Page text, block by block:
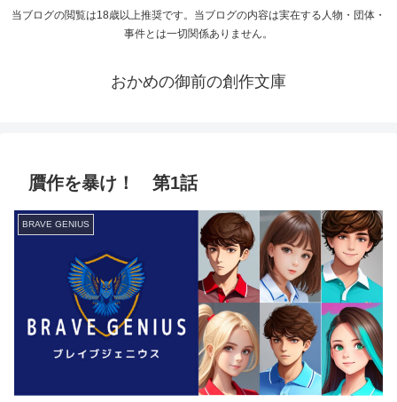
当ブログの閲覧は18歳以上推奨です。当ブログの内容は実在する人物・団体・
事件とは一切関係ありません。
おかめの御前の創作文庫
贋作を暴け！ 第1話
BRAVE GENIUS